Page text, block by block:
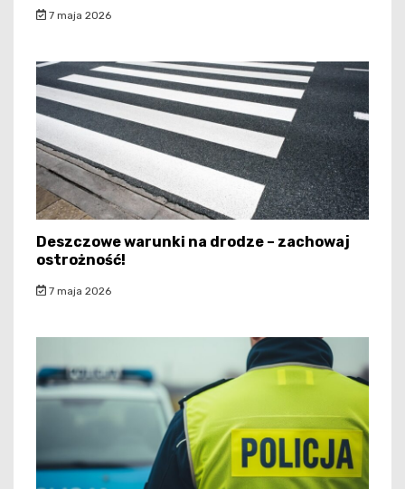
7 maja 2026
Deszczowe warunki na drodze – zachowaj
ostrożność!
7 maja 2026